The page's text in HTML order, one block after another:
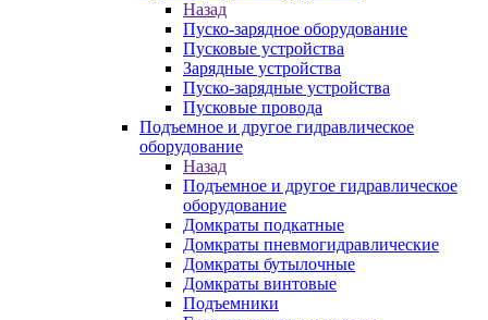
Назад
Пуско-зарядное оборудование
Пусковые устройства
Зарядные устройства
Пуско-зарядные устройства
Пусковые провода
Подъемное и другое гидравлическое
оборудование
Назад
Подъемное и другое гидравлическое
оборудование
Домкраты подкатные
Домкраты пневмогидравлические
Домкраты бутылочные
Домкраты винтовые
Подъемники